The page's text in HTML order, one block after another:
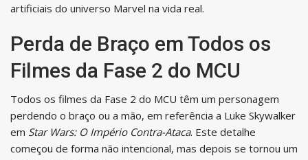
artificiais do universo Marvel na vida real.
Perda de Braço em Todos os
Filmes da Fase 2 do MCU
Todos os filmes da Fase 2 do MCU têm um personagem
perdendo o braço ou a mão, em referência a Luke Skywalker
em Star Wars: O Império Contra-Ataca. Este detalhe
começou de forma não intencional, mas depois se tornou um